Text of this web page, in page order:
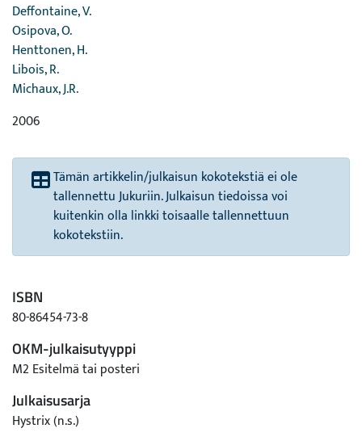
Deffontaine, V.
Osipova, O.
Henttonen, H.
Libois, R.
Michaux, J.R.
2006
Tämän artikkelin/julkaisun kokotekstiä ei ole
tallennettu Jukuriin. Julkaisun tiedoissa voi
kuitenkin olla linkki toisaalle tallennettuun
kokotekstiin.
ISBN
80-86454-73-8
OKM-julkaisutyyppi
M2 Esitelmä tai posteri
Julkaisusarja
Hystrix (n.s.)